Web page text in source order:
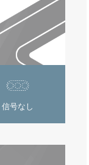
信号なし